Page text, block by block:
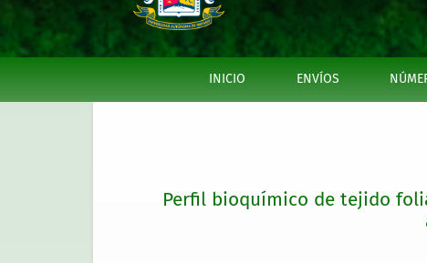
INICIO ENVÍOS
Perfil bioquímico de tejido